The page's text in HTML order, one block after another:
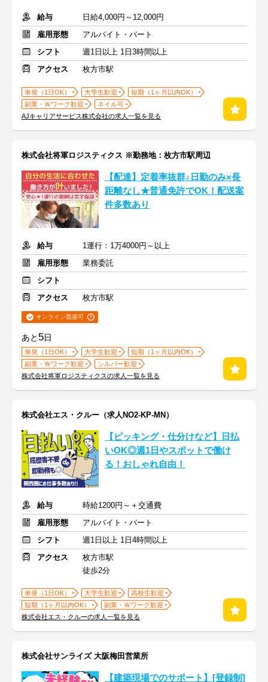
給与
日給4,000円～12,000円
雇用形態
アルバイト・パート
シフト
週1日以上 1日3時間以上
アクセス
枚方市駅
単発（1日OK） 大学生歓迎
短期（1ヶ月以内OK）
副業・Ｗワーク歓迎
ネイル可
AJキャリアサービス株式会社の求人一覧を見る
株式会社将軍ロジスティクス ※勤務地：枚方市駅周辺
【配達】定着率抜群♪日勤のみ×長
距離なし★普通免許でOK！配送案
件多数あり
給与
1運行：1万4000円～以上
雇用形態
業務委託
シフト
アクセス
枚方市駅
オンライン面接可
あと 5日
単発（1日OK） 大学生歓迎
短期（1ヶ月以内OK）
副業・Ｗワーク歓迎
シルバー歓迎
株式会社将軍ロジスティクスの求人一覧を見る
株式会社エス・クルー（求人NO2-KP-MN）
【ピッキング・仕分けなど】日払
いOK◎週1日やスポットで働け
る！おしゃれ自由！
給与
時給1200円～＋交通費
雇用形態
アルバイト・パート
シフト
週1日以上 1日4時間以上
アクセス
枚方市駅
徒歩2分
単発（1日OK） 大学生歓迎
高校生歓迎
短期（1ヶ月以内OK）
副業・Ｗワーク歓迎
株式会社エス・クルーの求人一覧を見る
株式会社サンライズ 大阪梅田営業所
【建築現場でのサポート】[登録制]